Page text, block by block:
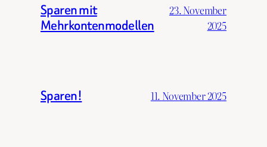
Sparen mit
Mehrkontenmodellen
23. November
2025
Sparen! 11. November 2025